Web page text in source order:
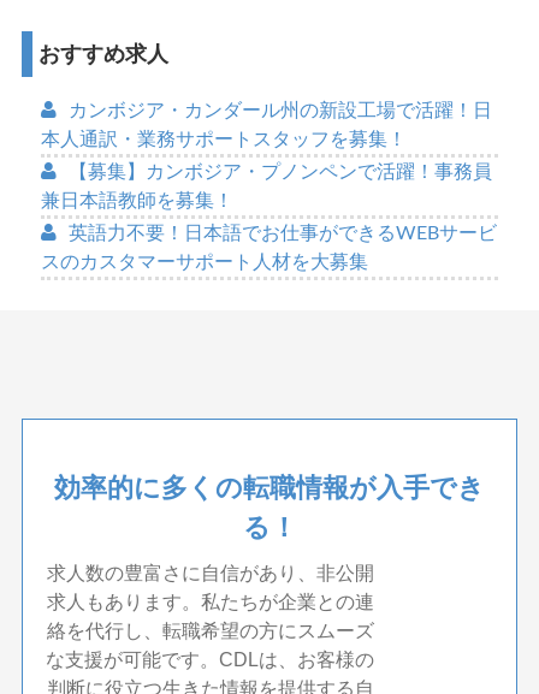
おすすめ求人
カンボジア・カンダール州の新設工場で活躍！日
本人通訳・業務サポートスタッフを募集！
【募集】カンボジア・プノンペンで活躍！事務員
兼日本語教師を募集！
英語力不要！日本語でお仕事ができるWEBサービ
スのカスタマーサポート人材を大募集
効率的に多くの転職情報が入手でき
る！
求人数の豊富さに自信があり、非公開
求人もあります。私たちが企業との連
絡を代行し、転職希望の方にスムーズ
な支援が可能です。CDLは、お客様の
判断に役立つ生きた情報を提供する自